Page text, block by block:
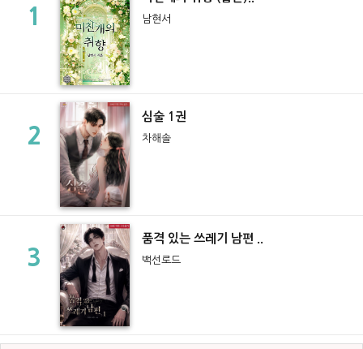
1 남현서
2
심술 1권
차해솔
3
품격 있는 쓰레기 남편 ..
백선로드